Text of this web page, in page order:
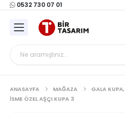
0532 730 07 01
ANASAYFA MAĞAZA GALA KUPA,
İSME ÖZEL AŞÇI KUPA 3